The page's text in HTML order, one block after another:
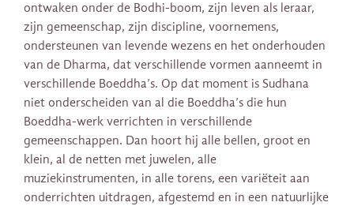
ontwaken onder de Bodhi-boom, zijn leven als leraar,
zijn gemeenschap, zijn discipline, voornemens,
ondersteunen van levende wezens en het onderhouden
van de Dharma, dat verschillende vormen aanneemt in
verschillende Boeddha’s. Op dat moment is Sudhana
niet onderscheiden van al die Boeddha’s die hun
Boeddha-werk verrichten in verschillende
gemeenschappen. Dan hoort hij alle bellen, groot en
klein, al de netten met juwelen, alle
muziekinstrumenten, in alle torens, een variëteit aan
onderrichten uitdragen, afgestemd en in een natuurlijke